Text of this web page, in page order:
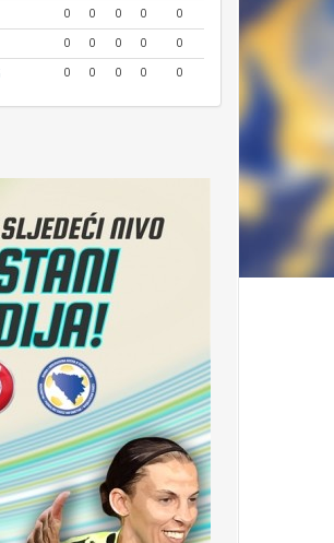
0 0 0 0
0
0 0 0 0
0
0 0 0 0 0